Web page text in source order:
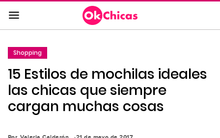
Saltar
al
contenido
la
navegación
principal
Shopping
15 Estilos de mochilas ideales
las chicas que siempre
cargan muchas cosas